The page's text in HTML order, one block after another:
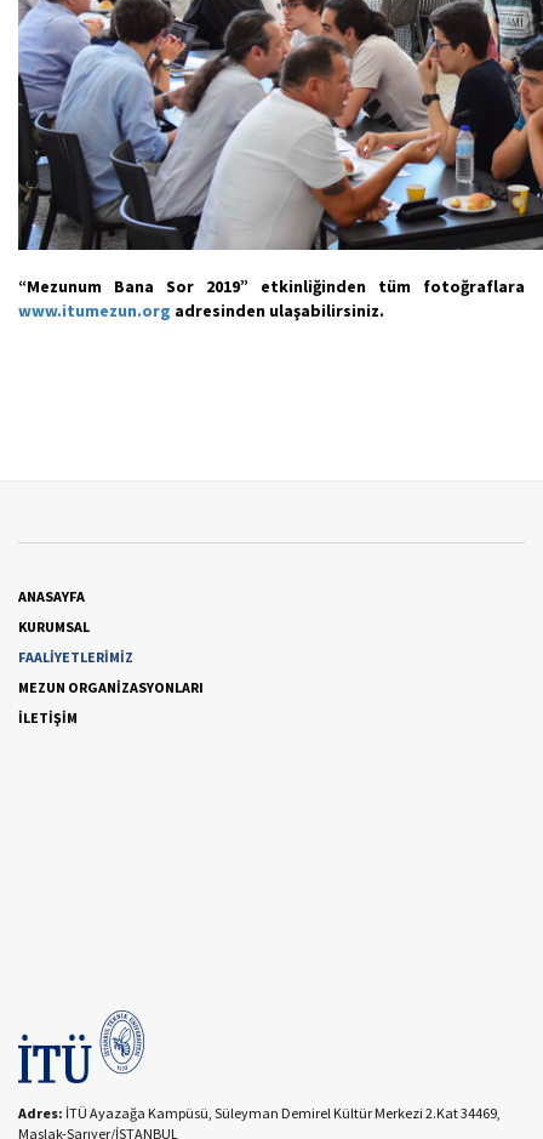
“Mezunum Bana Sor 2019” etkinliğinden tüm fotoğraflara
www.itumezun.org adresinden ulaşabilirsiniz.
ANASAYFA
KURUMSAL
FAALİYETLERİMİZ
MEZUN ORGANİZASYONLARI
İLETİŞİM
Adres: İTÜ Ayazağa Kampüsü, Süleyman Demirel Kültür Merkezi 2.Kat 34469,
Maslak-Sarıyer/İSTANBUL